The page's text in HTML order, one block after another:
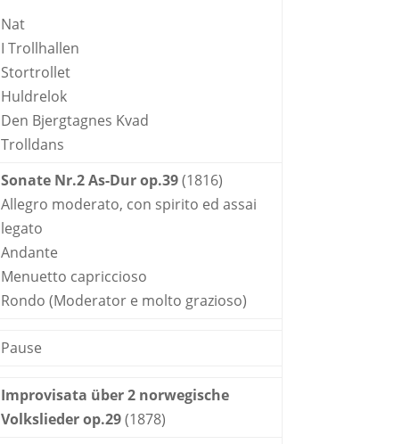
Nat
I Trollhallen
Stortrollet
Huldrelok
Den Bjergtagnes Kvad
Trolldans
Sonate Nr.2 As-Dur op.39(1816)
Allegro moderato, con spirito ed assai
legato
Andante
Menuetto capriccioso
Rondo (Moderator e molto grazioso)
Pause
Improvisata über 2 norwegische
Volkslieder op.29(1878)